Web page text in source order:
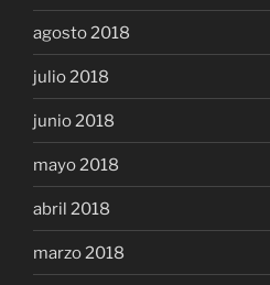
agosto 2018
julio 2018
junio 2018
mayo 2018
abril 2018
marzo 2018